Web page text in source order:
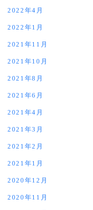
2022年4月
2022年1月
2021年11月
2021年10月
2021年8月
2021年6月
2021年4月
2021年3月
2021年2月
2021年1月
2020年12月
2020年11月